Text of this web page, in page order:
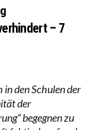
– 7
den Schulen der
der
begegnen zu